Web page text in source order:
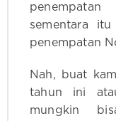
sementara
penempatan
Nah, buat
tahun ini
mungkin